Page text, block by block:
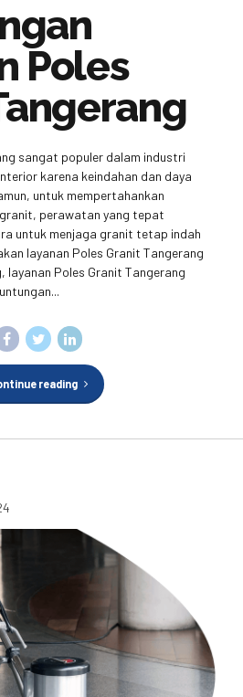
Poles
sangat populer dalam industri
karena keindahan dan daya
untuk mempertahankan
perawatan yang tepat
untuk menjaga granit tetap indah
layanan Poles Granit Tangerang
layanan Poles Granit Tangerang
reading